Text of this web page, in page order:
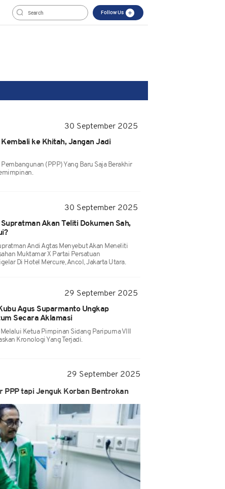
Follow Us
30 September 2025
Kembali ke Khitah, Jangan Jadi
(PPP) Yang Baru Saja Berakhir
30 September 2025
Akan Teliti Dokumen Sah,
Andi Agtas Menyebut Akan Meneliti
Muktamar X Partai Persatuan
Di Hotel Mercure, Ancol, Jakarta Utara.
29 September 2025
Agus Suparmanto Ungkap
Secara Aklamasi
Ketua Pimpinan Sidang Paripurna VIII
Kronologi Yang Terjadi.
29 September 2025
PPP tapi Jenguk Korban Bentrokan